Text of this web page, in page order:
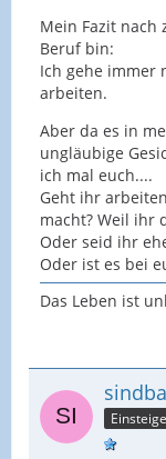
Mein Fazit nach
Beruf bin:
Ich gehe immer
arbeiten.
Aber da es in
ungläubige
ich mal euch....
Geht ihr
macht? Weil ihr
Oder seid ihr
Oder ist es bei
Das Leben ist